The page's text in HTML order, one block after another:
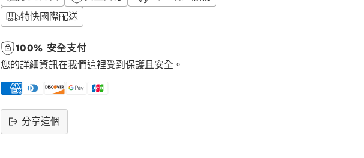
特快國際配送
100% 安全支付
您的詳細資訊在我們這裡受到保護且安全。
分享這個